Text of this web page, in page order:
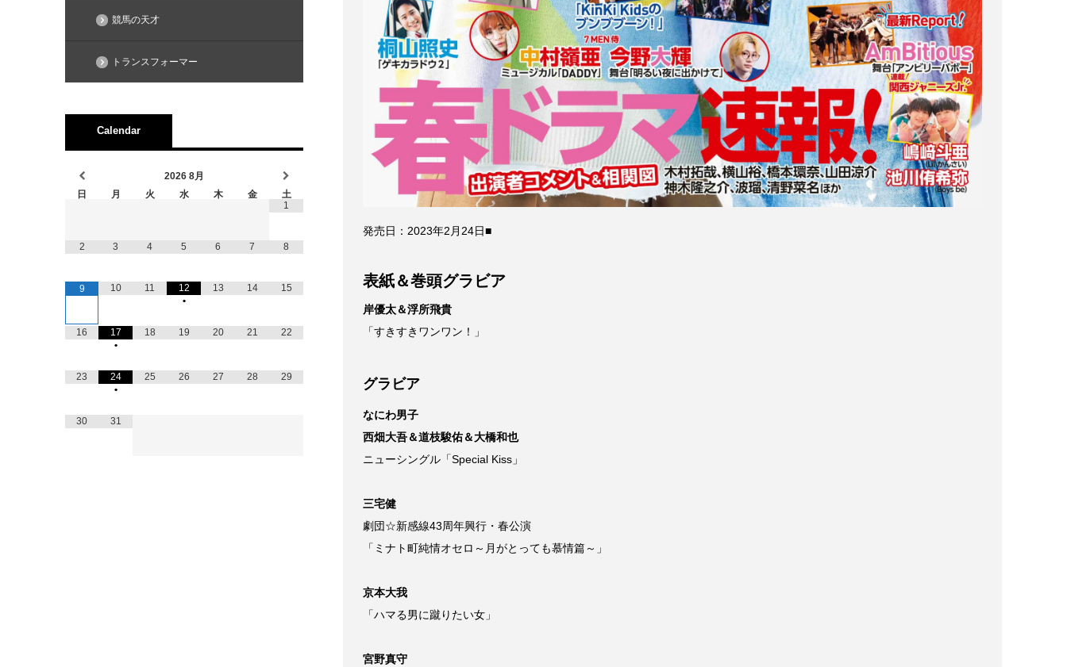
発売日：2023年2月24日■
表紙＆巻頭グラビア
岸優太＆浮所飛貴
「すきすきワンワン！」
グラビア
なにわ男子
西畑大吾＆道枝駿佑＆大橋和也
ニューシングル「Special Kiss」
三宅健
劇団☆新感線43周年興行・春公演
「ミナト町純情オセロ～月がとっても慕情篇～」
京本大我
「ハマる男に蹴りたい女」
宮野真守
競馬の天才
トランスフォーマー
Calendar
2026 8月
日
月 火 水 木 金
土
1
2 3 4 5 6 7 8
9 10 11
12
•
13 14 15
16
17
•
18 19 20 21 22
23
24
•
25 26 27 28 29
30 31